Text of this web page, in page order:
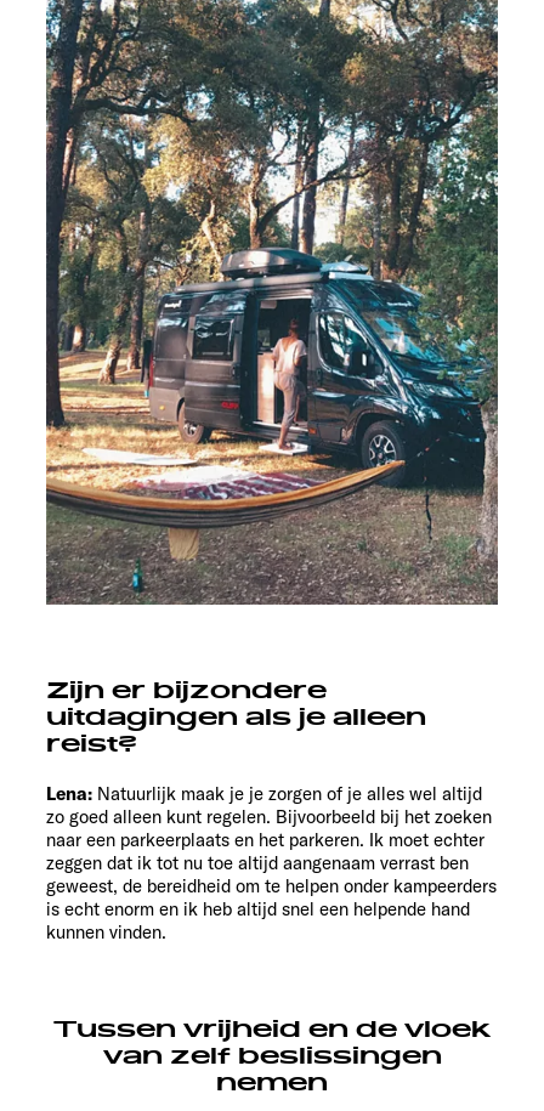
Zijn er bijzondere
uitdagingen als je alleen
reist?
Lena: Natuurlijk maak je je zorgen of je alles wel altijd
zo goed alleen kunt regelen. Bijvoorbeeld bij het zoeken
naar een parkeerplaats en het parkeren. Ik moet echter
zeggen dat ik tot nu toe altijd aangenaam verrast ben
geweest, de bereidheid om te helpen onder kampeerders
is echt enorm en ik heb altijd snel een helpende hand
kunnen vinden.
Tussen vrijheid en de vloek
van zelf beslissingen
nemen